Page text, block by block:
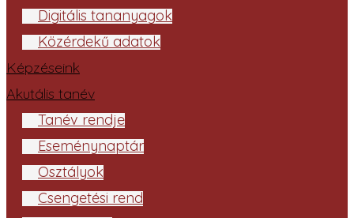
Digitális tananyagok
Közérdekű adatok
Képzéseink
Akutális tanév
Tanév rendje
Eseménynaptár
Osztályok
Csengetési rend